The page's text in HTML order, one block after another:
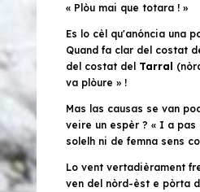
« Plòu mai que totara ! »
Es lo cèl qu'anóncia una
Quand fa clar del costat
del costat del Tarral
va plòure » !
Mas las causas se van
veire un espèr ? « I a pas
solelh ni de femna sens
Lo vent vertadièrament
ven del nòrd-èst e pòrta